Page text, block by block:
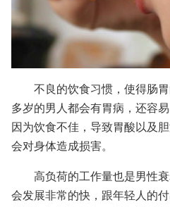
不良的饮食习惯，使得肠
多岁的男人都会有胃病，还容
因为饮食不佳，导致胃酸以及
会对身体造成损害。
高负荷的工作量也是男性
会发展非常的快，跟年轻人的